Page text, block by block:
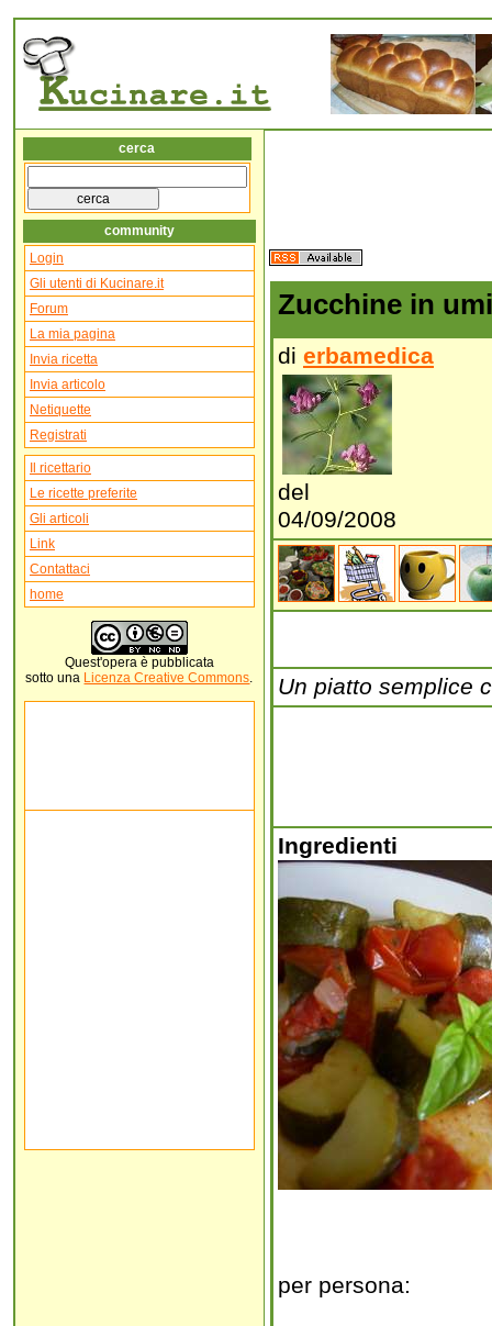
cerca
community
Login
Gli utenti di Kucinare.it
Forum
La mia pagina
Invia ricetta
Invia articolo
Netiquette
Registrati
Il ricettario
Le ricette preferite
Gli articoli
Link
Contattaci
home
Quest'opera è pubblicata
sotto una Licenza Creative Commons.
Zucchine in
di erbamedica
del
04/09/2008
Un piatto semplice
Ingredienti
per persona: